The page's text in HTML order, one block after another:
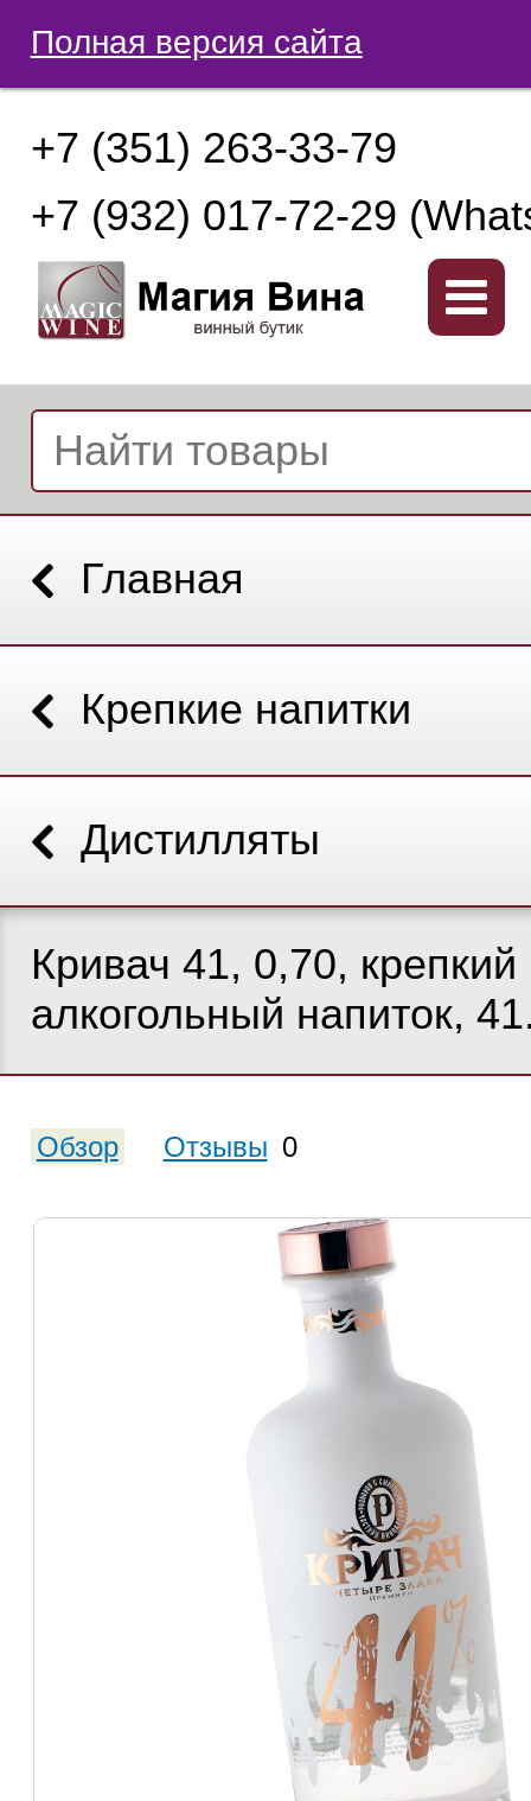
Полная версия сайта
+7 (351) 263-33-79
+7 (932) 017-72-29
Главная
Крепкие напитки
Дистилляты
Кривач 41, 0,70, крепкий
алкогольный напиток,
Обзор Отзывы 0